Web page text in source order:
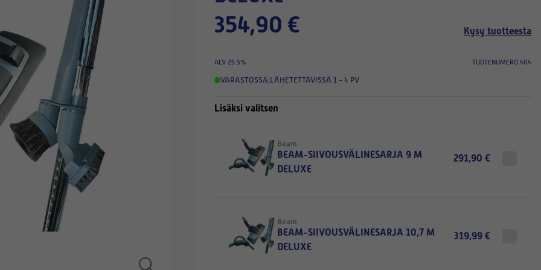
354,90 € Kysy tuotteesta
ALV 25.5% TUOTENUMERO 404
VARASTOSSA,LÄHETETTÄVISSÄ 1 - 4 PV
Lisäksi valitsen
Beam
BEAM-SIIVOUSVÄLINESARJA 9 M
DELUXE
291,90 €
Beam
BEAM-SIIVOUSVÄLINESARJA 10,7 M
DELUXE
319,99 €